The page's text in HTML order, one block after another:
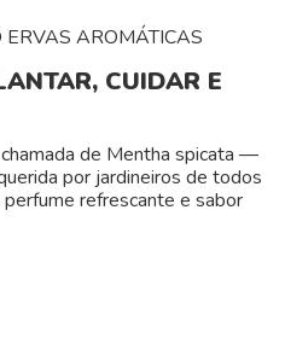
ERVAS AROMÁTICAS
CUIDAR E
de Mentha spicata —
por jardineiros de todos
refrescante e sabor